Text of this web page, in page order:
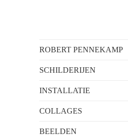
Robert
Pennekamp
ROBERT PENNEKAMP
SCHILDERIJEN
INSTALLATIE
COLLAGES
BEELDEN